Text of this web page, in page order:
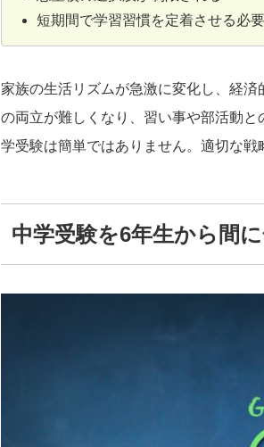
短期間で学習習慣を定着させる必
家族の生活リズムが急激に変化し、経
の両立が難しくなり、習い事や部活動
学受験は簡単ではありません。適切な戦
中学受験を6年生から間